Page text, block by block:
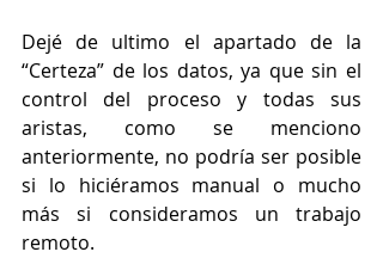
Dejé de ultimo el apartado de la
“Certeza” de los datos, ya que sin el
control del proceso y todas sus
aristas, como se menciono
anteriormente, no podría ser posible
si lo hiciéramos manual o mucho
más si consideramos un trabajo
remoto.